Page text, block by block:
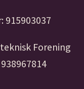
915903037
Forening